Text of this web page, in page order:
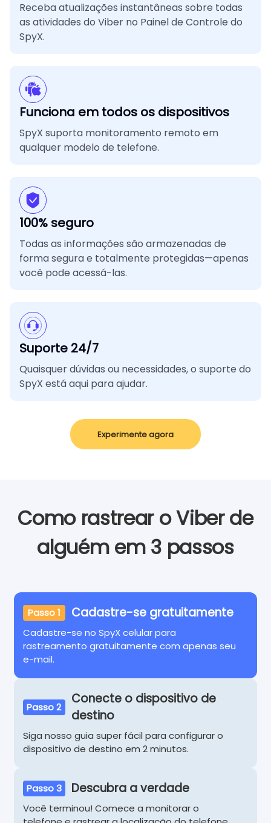
Receba atualizações instantâneas sobre todas
as atividades do Viber no Painel de Controle do
SpyX.
Funciona em todos os dispositivos
SpyX suporta monitoramento remoto em
qualquer modelo de telefone.
100% seguro
Todas as informações são armazenadas de
forma segura e totalmente protegidas—apenas
você pode acessá-las.
Suporte 24/7
Quaisquer dúvidas ou necessidades, o suporte do
SpyX está aqui para ajudar.
Experimente agora
Como rastrear o Viber de
alguém em 3 passos
Passo 1 Cadastre-se gratuitamente
Cadastre-se no SpyX celular para
rastreamento gratuitamente com apenas seu
e-mail.
Passo 2
Conecte o dispositivo de
destino
Siga nosso guia super fácil para configurar o
dispositivo de destino em 2 minutos.
Passo 3 Descubra a verdade
Você terminou! Comece a monitorar o